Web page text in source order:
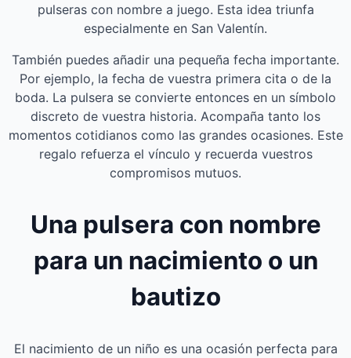
pulseras con nombre a juego. Esta idea triunfa
especialmente en San Valentín.
También puedes añadir una pequeña fecha importante.
Por ejemplo, la fecha de vuestra primera cita o de la
boda. La pulsera se convierte entonces en un símbolo
discreto de vuestra historia. Acompaña tanto los
momentos cotidianos como las grandes ocasiones. Este
regalo refuerza el vínculo y recuerda vuestros
compromisos mutuos.
Una pulsera con nombre
para un nacimiento o un
bautizo
El nacimiento de un niño es una ocasión perfecta para